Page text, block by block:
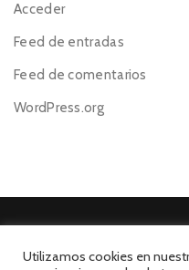
Acceder
Feed de entradas
Feed de comentarios
WordPress.org
Utilizamos cookies en